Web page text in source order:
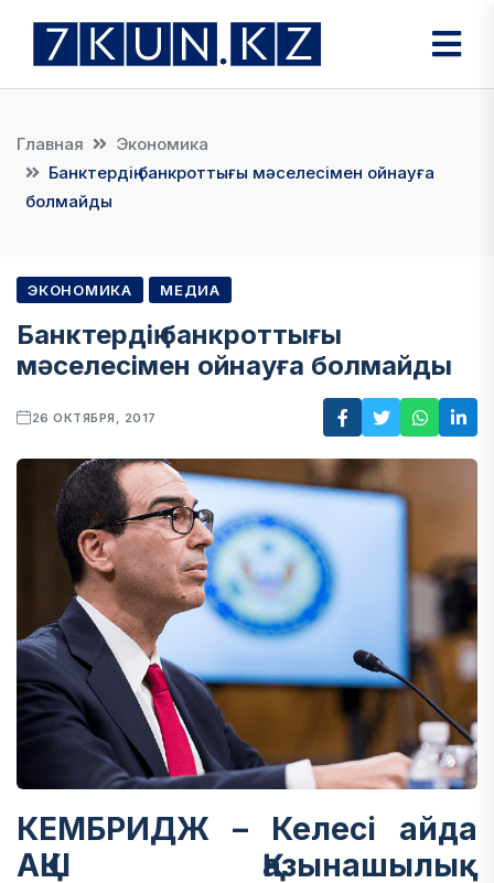
Главная
Экономика
Банктердің банкроттығы мәселесімен ойнауға
болмайды
ЭКОНОМИКА МЕДИА
Банктердің банкроттығы
мәселесімен ойнауға болмайды
26 ОКТЯБРЯ, 2017
КЕМБРИДЖ – Келесі айда
АҚШ Қазынашылық